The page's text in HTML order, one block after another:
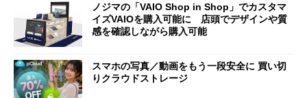
ノジマの「VAIO Shop in Shop」でカスタマ
イズVAIOを購入可能に 店頭でデザインや質
感を確認しながら購入可能
スマホの写真／動画をもう一段安全に 買い切
りクラウドストレージ